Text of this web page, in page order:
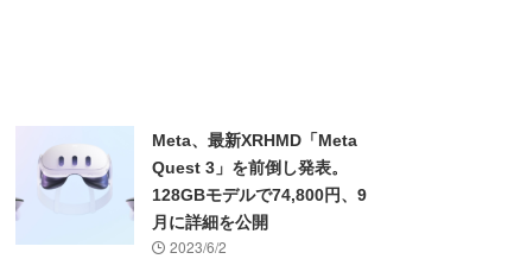
Meta、最新XRHMD「Meta
Quest 3」を前倒し発表。
128GBモデルで74,800円、9
月に詳細を公開
2023/6/2